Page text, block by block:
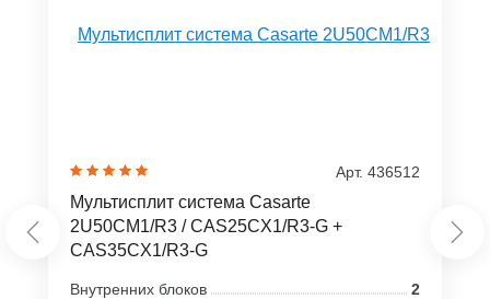
Арт. 436512
Мультисплит система Casarte
2U50CM1/R3 / CAS25CX1/R3-G +
CAS35CX1/R3-G
Внутренних блоков
2